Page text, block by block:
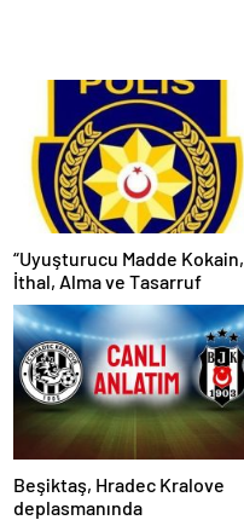
“Uyuşturucu Madde Kokain,
İthal, Alma ve Tasarruf
Beşiktaş, Hradec Kralove
deplasmanında